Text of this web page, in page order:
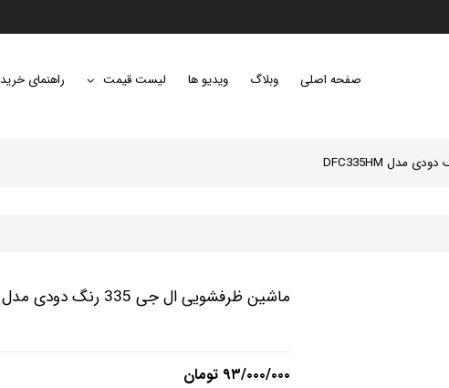
صفحه اصلی وبلاگ ویدیو ها لیست قیمت راهنمای خرید
ماشین ظرفشویی ال جی 335 رنگ دودی مدل DFC335HM
۹۳/۰۰۰/۰۰۰ تومان